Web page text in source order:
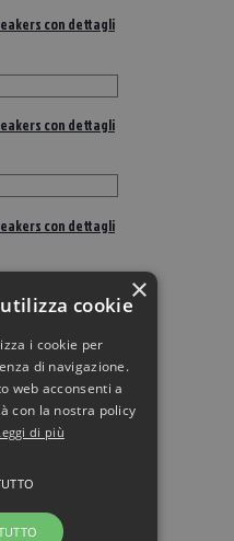
con dettagli
con dettagli
con dettagli
con dettagli
con dettagli
con inserti
×
cookie
i cookie per
di navigazione.
web acconsenti a
con la nostra policy
di più